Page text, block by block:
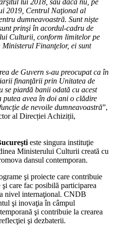
2019, Centrul Naţional al
dumneavoastră. Sunt nişte
prinşi în acordul-cadru de
Culturii, conform limitelor pe
Finanţelor, ei sunt
de Guvern s-au preocupat ca în
finanţării prin Unitatea de
se piardă banii odată cu acest
putea avea în doi ani o clădire
de nevoile dumneavoastră”,
al Direcției Achiziții,
este singura instituţie
Ministerului Culturii creată cu
dansul contemporan.
şi proiecte care contribuie
care fac posibilă participarea
nivel internaţional. CNDB
şi inovaţia în câmpul
şi contribuie la crearea
şi dezbaterii.